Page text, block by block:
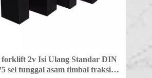
forklift 2v Isi Ulang Standar DIN
sel tunggal asam timbal traksi